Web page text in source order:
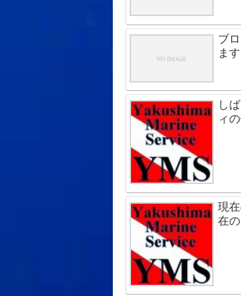
ブ
ます
し
ィ
現
在